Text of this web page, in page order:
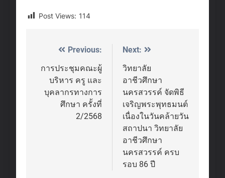
Post Views: 114
Post
navigation
Previous:
การประชุมคณะผู้
บริหาร ครู และ
บุคลากรทางการ
ศึกษา ครั้งที่
2/2568
Next:
วิทยาลัย
อาชีวศึกษา
นครสวรรค์ จัดพิธี
เจริญพระพุทธมนต์
เนื่องในวันคล้ายวัน
สถาปนา วิทยาลัย
อาชีวศึกษา
นครสวรรค์ ครบ
รอบ 86 ปี